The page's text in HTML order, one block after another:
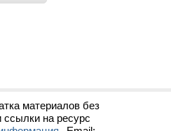
материалов без
ссылки на ресурс